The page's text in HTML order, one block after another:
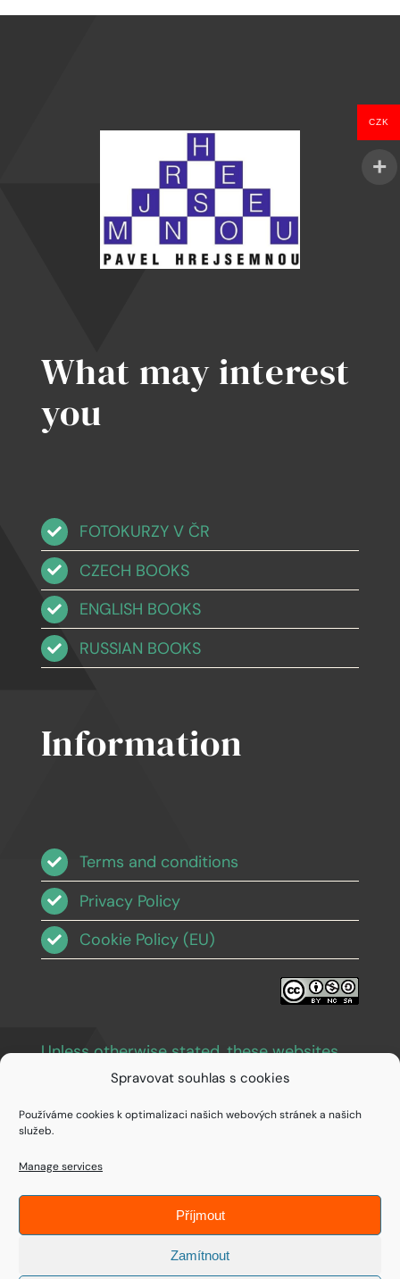
Spravovat souhlas s cookies
Používáme cookies k optimalizaci našich webových stránek a našich
služeb.
Manage services
Příjmout
Zamítnout
správu
What may interest
you
FOTOKURZY V ČR
CZECH BOOKS
ENGLISH BOOKS
RUSSIAN BOOKS
Information
Terms and conditions
Privacy Policy
Cookie Policy (EU)
Unless otherwise stated, these websites
and images are licensed under Creative
© Copyright 1994 - 2026 • IDEAIFY s.r.o.
CZK